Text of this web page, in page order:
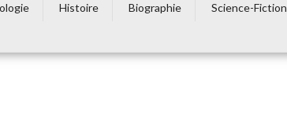
Histoire Biographie Science-Fiction